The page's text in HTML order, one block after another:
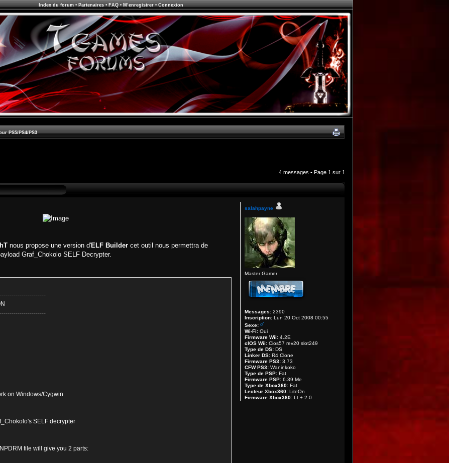
Index du forum• Partenaires• FAQ• M’enregistrer• Connexion
PS5/PS4/PS3
4 messages • Page 1 sur 1
nous propose une version d'ELF Builder cet outil nous permettra de
Graf_Chokolo SELF Decrypter.
on Windows/Cygwin
SELF decrypter
file will give you 2 parts:
salahpayne
Master Gamer
Messages: 2390
Inscription: Lun 20 Oct 2008 00:55
Sexe:
Wi-Fi: Oui
Firmware Wii: 4.2E
cIOS Wii: Cios57 rev20 slot249
Type de DS: DS
Linker DS: R4 Clone
Firmware PS3: 3.73
CFW PS3: Waninkoko
Type de PSP: Fat
Firmware PSP: 6.39 Me
Type de Xbox360: Fat
Lecteur Xbox360: LiteOn
Firmware Xbox360: Lt + 2.0